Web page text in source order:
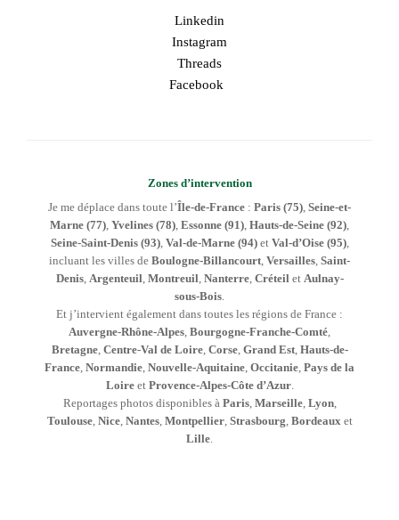
Linkedin
Instagram
Threads
Facebook
Zones d’intervention
Je me déplace dans toute l’Île-de-France : Paris (75) Seine-et-
Marne (77) Yvelines (78) Essonne (91) Hauts-de-Seine (92)
Seine-Saint-Denis (93), Val-de-Marne (94)et Val-d’Oise (95),
incluant les villes de Boulogne-Billancourt Versailles Saint-
Denis, Argenteuil Montreuil Nanterre, Créteil et Aulnay-
sous-Bois
Et j’intervient également dans toutes les régions de France :
Auvergne-Rhône-Alpes Bourgogne-Franche-Comté
Bretagne, Centre-Val de Loire, Corse, Grand Est, Hauts-de-
France Normandie Nouvelle-Aquitaine Occitanie Pays de la
Loireet Provence-Alpes-Côte d’Azur.
Reportages photos disponibles à Paris, Marseille, Lyon,
Toulouse, Nice, Nantes, Montpellier, Strasbourg Bordeaux et
Lille